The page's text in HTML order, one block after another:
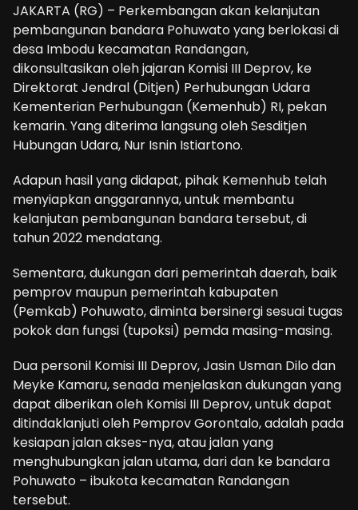
JAKARTA (RG) – Perkembangan akan kelanjutan
pembangunan bandara Pohuwato yang berlokasi di
desa Imbodu kecamatan Randangan,
dikonsultasikan oleh jajaran Komisi III Deprov, ke
Direktorat Jendral (Ditjen) Perhubungan Udara
Kementerian Perhubungan (Kemenhub) RI, pekan
kemarin. Yang diterima langsung oleh Sesditjen
Hubungan Udara, Nur Isnin Istiartono.
Adapun hasil yang didapat, pihak Kemenhub telah
menyiapkan anggarannya, untuk membantu
kelanjutan pembangunan bandara tersebut, di
tahun 2022 mendatang.
Sementara, dukungan dari pemerintah daerah, baik
pemprov maupun pemerintah kabupaten
(Pemkab) Pohuwato, diminta bersinergi sesuai tugas
pokok dan fungsi (tupoksi) pemda masing-masing.
Dua personil Komisi III Deprov, Jasin Usman Dilo dan
Meyke Kamaru, senada menjelaskan dukungan yang
dapat diberikan oleh Komisi III Deprov, untuk dapat
ditindaklanjuti oleh Pemprov Gorontalo, adalah pada
kesiapan jalan akses-nya, atau jalan yang
menghubungkan jalan utama, dari dan ke bandara
Pohuwato – ibukota kecamatan Randangan
tersebut.